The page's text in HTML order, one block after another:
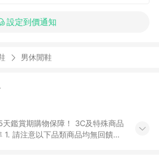
設定到價通知
男休閒鞋
鑑賞期購物保障！ 3C及特殊商品